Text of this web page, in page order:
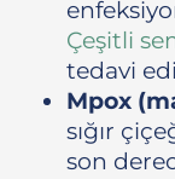
Çeşitli
tedavi
Mpox
sığır
son